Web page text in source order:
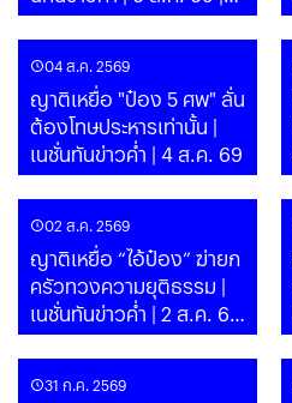
PART
04 ส.ค. 2569
ญาติเหยื่อ "ป๋อง 5 ศพ" ลั่น
ต้องโทษประหารเท่านั้น |
เนชั่นทันข่าวค่ำ | 4 ส.ค. 69
02 ส.ค. 2569
ญาติเหยื่อ “ไอ้ป๋อง” ฆ่ายก
ครัวทวงความยุติธรรม |
เนชั่นทันข่าวค่ำ | 2 ส.ค. 69
| PART
31 ก.ค. 2569